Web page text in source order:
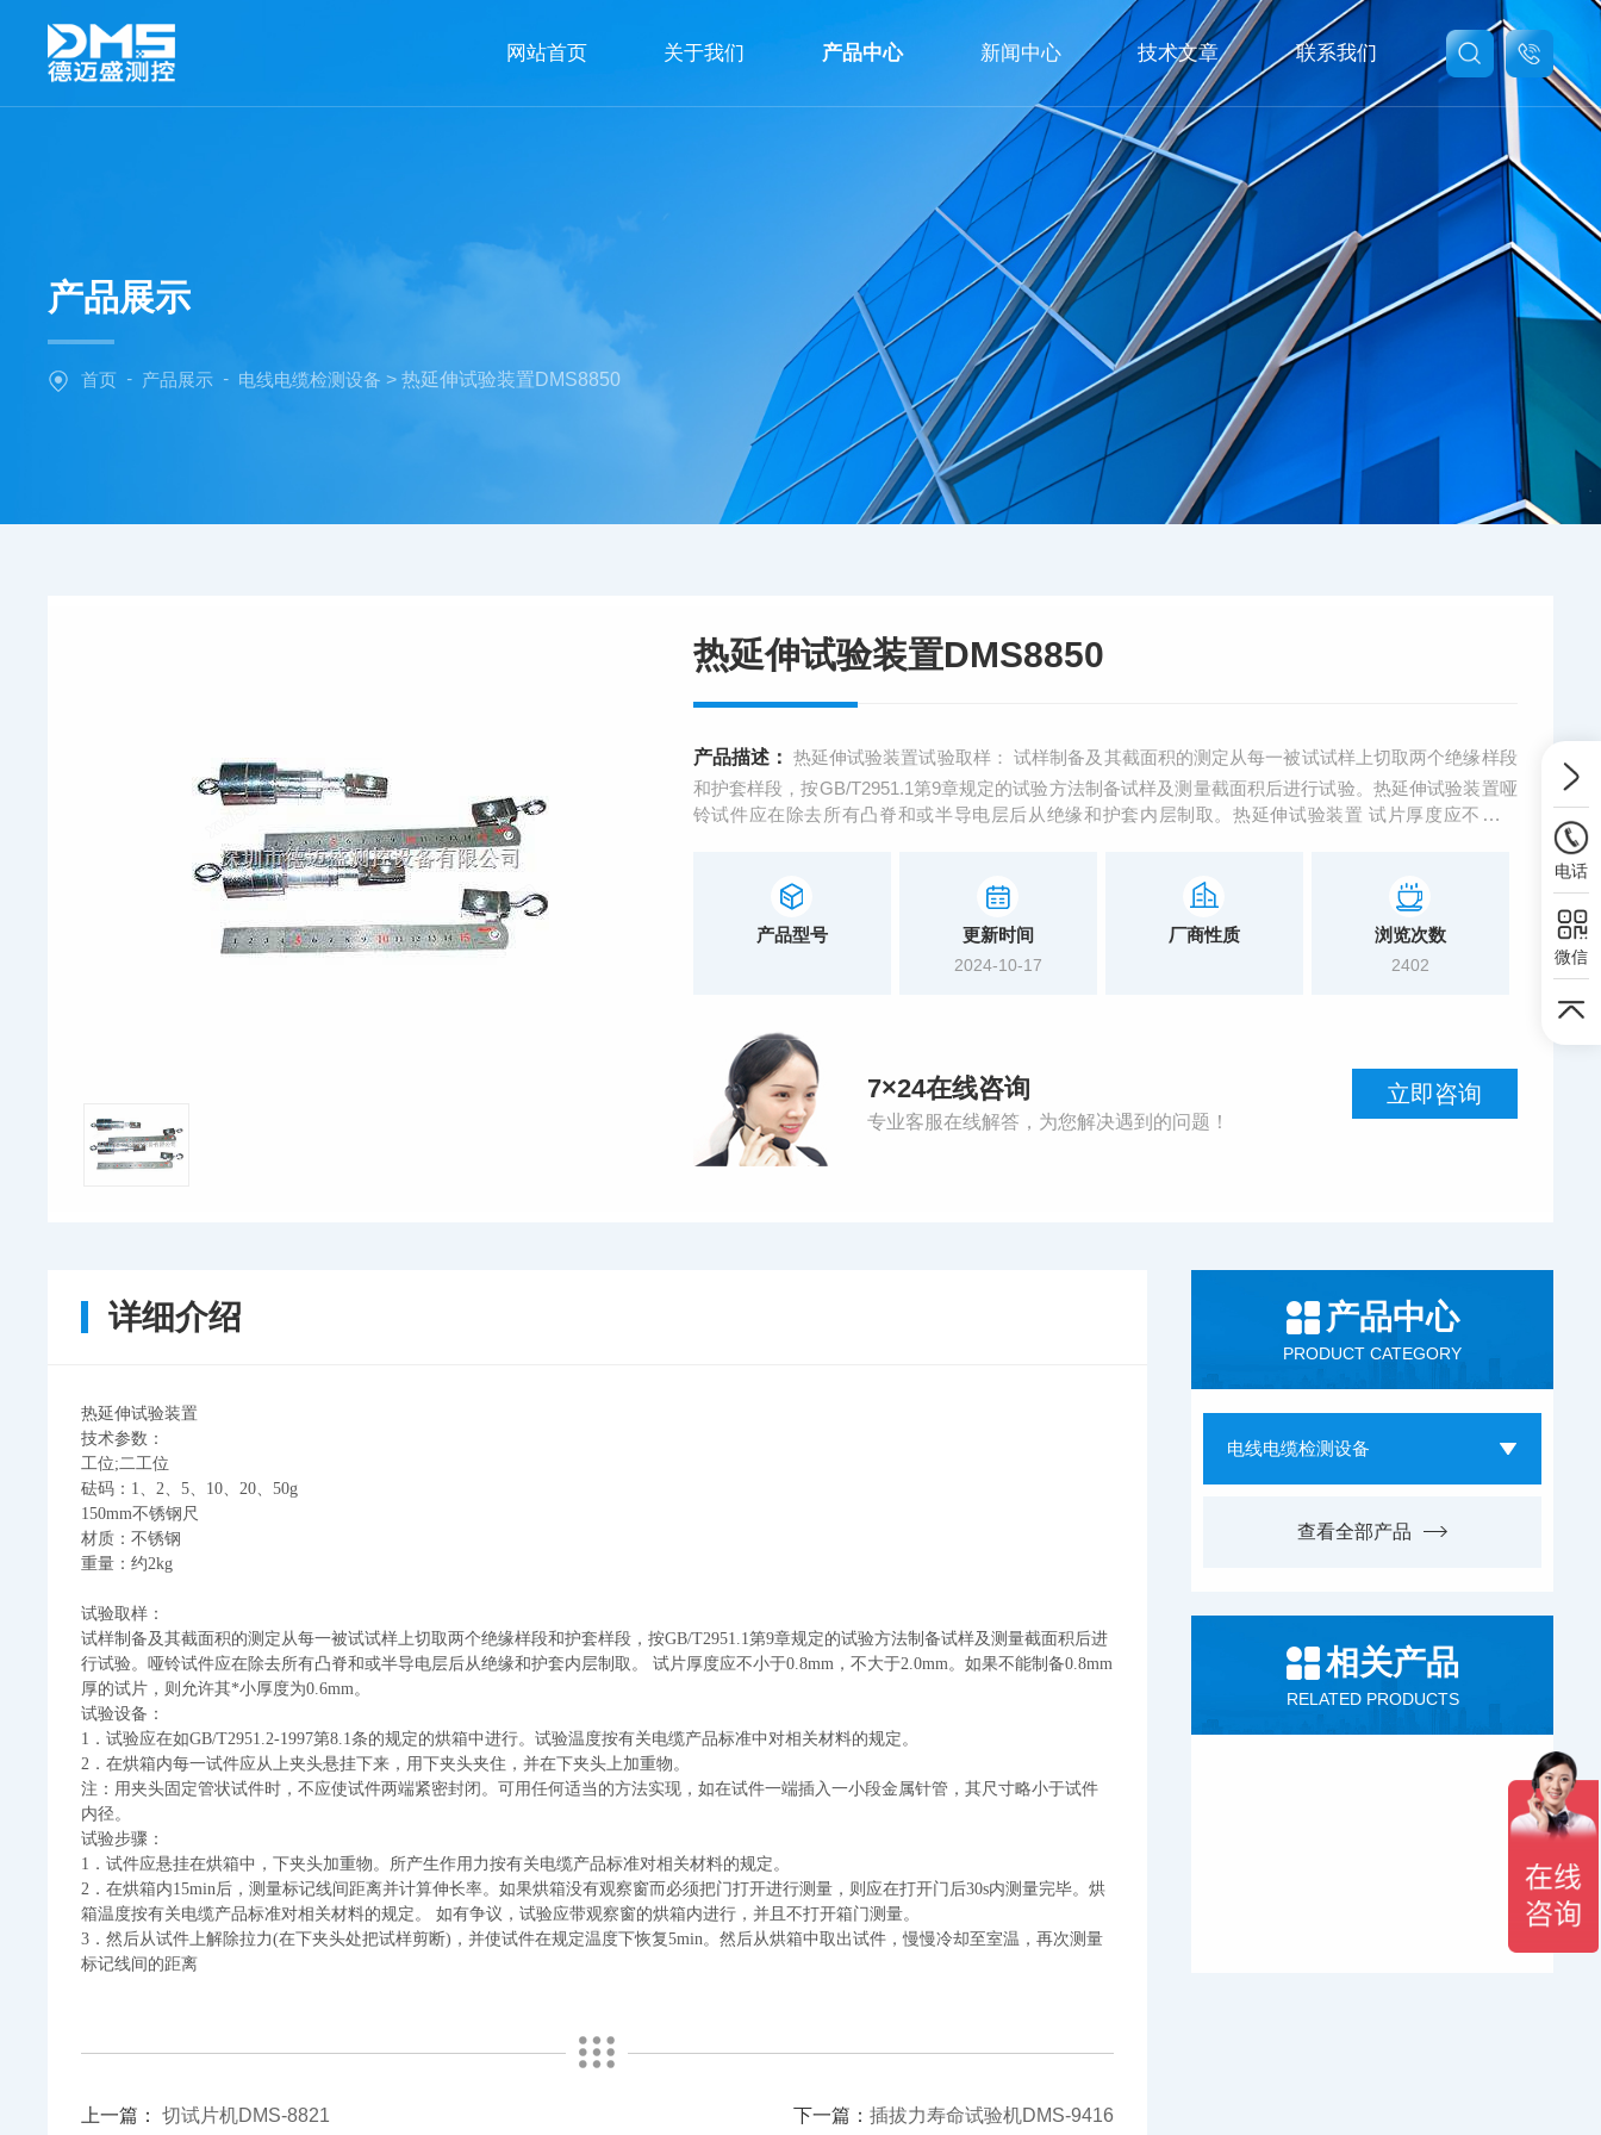
网站首页 关于我们 产品中心 新闻中心 技术文章 联系我们
联系我们
在线留言
产品展示
首页 - 产品展示 - 电线电缆检测设备 > 热延伸试验装置DMS8850
热延伸试验装置DMS8850
产品描述： 热延伸试验装置试验取样： 试样制备及其截面积的测定从每一被试试样上切取两个绝缘样段
和护套样段，按GB/T2951.1第9章规定的试验方法制备试样及测量截面积后进行试验。热延伸试验装置哑
铃试件应在除去所有凸脊和或半导电层后从绝缘和护套内层制取。热延伸试验装置 试片厚度应不小于
产品型号 更新时间
2024-10-17
厂商性质 浏览次数
2402
7×24在线咨询
专业客服在线解答，为您解决遇到的问题！
立即咨询
产品中心
PRODUCT CATEGORY
电线电缆检测设备
查看全部产品
相关产品
RELATED PRODUCTS
详细介绍
热延伸试验装置
技术参数：
工位;二工位
砝码： 1、 2、 5、 10、 20、 50g
150mm不锈钢尺
材质：不锈钢
重量：约2kg
试验取样：
试样制备及其截面积的测定从每一被试试样上切取两个绝缘样段和护套样段，按GB/T2951.1第9章规定的试验方法制备试样及测量截面积后进
行试验。哑铃试件应在除去所有凸脊和或半导电层后从绝缘和护套内层制取。 试片厚度应不小于0.8mm，不大于2.0mm。如果不能制备0.8mm
厚的试片，则允许其*小厚度为0.6mm。
试验设备：
1 ．试验应在如GB/T2951.2-1997第8.1条的规定的烘箱中进行。试验温度按有关电缆产品标准中对相关材料的规定。
2．在烘箱内每一试件应从上夹头悬挂下来，用下夹头夹住，并在下夹头上加重物。
注：用夹头固定管状试件时，不应使试件两端紧密封闭。可用任何适当的方法实现，如在试件一端插入一小段金属针管，其尺寸略小于试件
内径。
试验步骤：
1 ．试件应悬挂在烘箱中，下夹头加重物。所产生作用力按有关电缆产品标准对相关材料的规定。
2．在烘箱内15min后，测量标记线间距离并计算伸长率。如果烘箱没有观察窗而必须把门打开进行测量，则应在打开门后30s内测量完毕。烘
箱温度按有关电缆产品标准对相关材料的规定。 如有争议，试验应带观察窗的烘箱内进行，并且不打开箱门测量。
3．然后从试件上解除拉力(在下夹头处把试样剪断) ，并使试件在规定温度下恢复5min。然后从烘箱中取出试件，慢慢冷却至室温，再次测量
标记线间的距离
上一篇： 切试片机DMS-8821 下一篇： 插拔力寿命试验机DMS-9416
电话
微信